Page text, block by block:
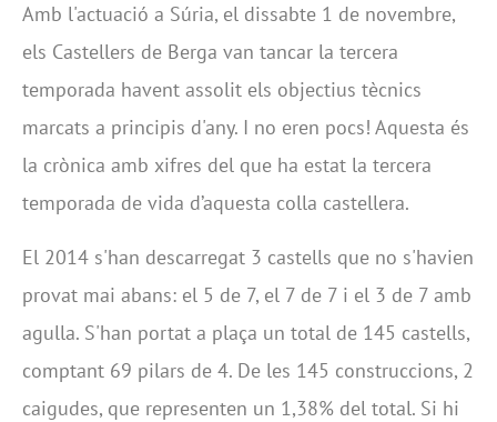
Amb l'actuació a Súria, el dissabte 1 de novembre,
els Castellers de Berga van tancar la tercera
temporada havent assolit els objectius tècnics
marcats a principis d'any. I no eren pocs! Aquesta és
la crònica amb xifres del que ha estat la tercera
temporada de vida d’aquesta colla castellera.
El 2014 s'han descarregat 3 castells que no s'havien
provat mai abans: el 5 de 7, el 7 de 7 i el 3 de 7 amb
agulla. S'han portat a plaça un total de 145 castells,
comptant 69 pilars de 4. De les 145 construccions, 2
caigudes, que representen un 1,38% del total. Si hi